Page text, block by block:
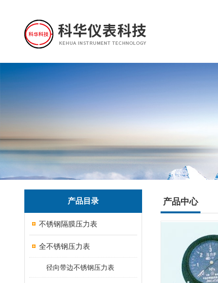
产品目录
不锈钢隔膜压力表
全不锈钢压力表
径向带边不锈钢压力表
产品中心